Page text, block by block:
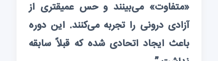
«متفاوت» می‌بینند و حس عمیقتری از
آزادی درونی را تجربه می‌کنند. این دوره
باعث ایجاد اتحادی شده که قبلاً سابقه